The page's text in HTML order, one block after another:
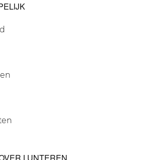
LUNTEREN